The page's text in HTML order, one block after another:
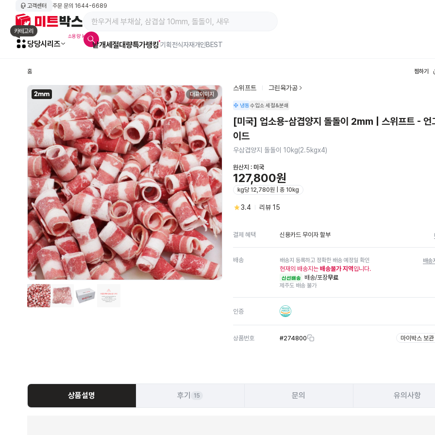
고객센터 주문 문의 1644-6689
메인 페이지 바로가기
카테고리
당당시리즈
소용량 kg육
낱개세절대량특가랭킹알람아이콘
기획전식자재개인BEST
홈 찜하기
2mm 대표이미지
스위프트 그린육가공
냉동수입소 세절&분쇄
[미국] 업소용-삼겹양지 돌돌이 2mm | 스위프트 - 언
이드
우삼겹양지 돌돌이 10kg(2.5kgx4)
원산지 : 미국
127,800원
kg당 12,780원 | 총 10kg
3.4 리뷰 15
결제 혜택 신용카드 무이자 할부
배송 배송지 등록하고 정확한 배송 예정일 확인 배송
현재의 배송지는 배송불가 지역입니다.
신선배송 배송/포장무료
제주도 배송 불가
인증
상품번호 #274800 마이박스 보
상품설명 후기 15 문의 유의사항